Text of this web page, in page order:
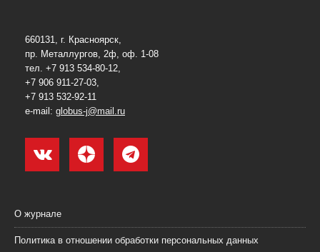
660131, г. Красноярск,
пр. Металлургов, 2ф, оф. 1-08
тел. +7 913 534-80-12,
+7 906 911-27-03,
+7 913 532-92-11
e-mail: globus-j@mail.ru
О журнале
Политика в отношении обработки персональных данных